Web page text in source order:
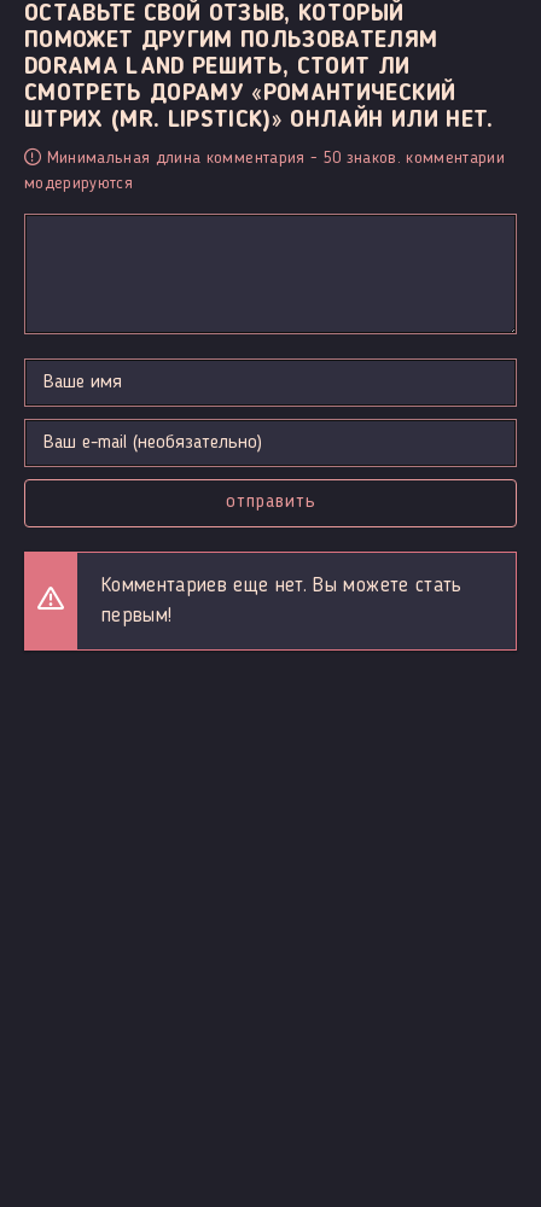
ОСТАВЬТЕ СВОЙ ОТЗЫВ, КОТОРЫЙ
ПОМОЖЕТ ДРУГИМ ПОЛЬЗОВАТЕЛЯМ
DORAMA LAND РЕШИТЬ, СТОИТ ЛИ
СМОТРЕТЬ ДОРАМУ «РОМАНТИЧЕСКИЙ
ШТРИХ (MR. LIPSTICK)» ОНЛАЙН ИЛИ НЕТ.
Минимальная длина комментария - 50 знаков. комментарии
модерируются
отправить
Комментариев еще нет. Вы можете стать
первым!